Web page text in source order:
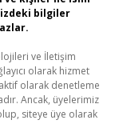
bilgiler
ve İletişim
olarak hizmet
olarak denetleme
Ancak, üyelerimiz
siteye üye olarak